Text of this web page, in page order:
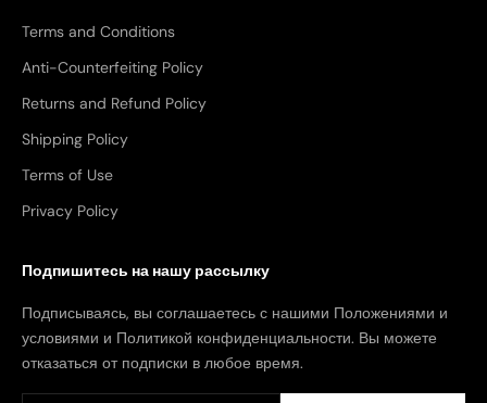
Terms and Conditions
Anti-Counterfeiting Policy
Returns and Refund Policy
Shipping Policy
Terms of Use
Privacy Policy
Подпишитесь на нашу рассылку
Подписываясь, вы соглашаетесь с нашими Положениями и
условиями и Политикой конфиденциальности. Вы можете
отказаться от подписки в любое время.